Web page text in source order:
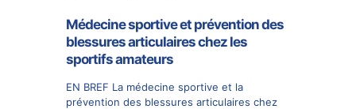
Médecine sportive et prévention des
blessures articulaires chez les
sportifs amateurs
EN BREF La médecine sportive et la
prévention des blessures articulaires chez